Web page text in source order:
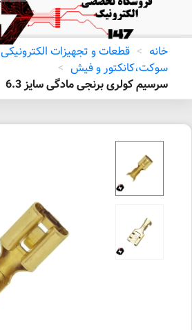
خانه > قطعات و تجهیزات الکترونیکی
سوکت،کانکتور و فیش >
سرسیم کولری برنجی مادگی سایز 6.3